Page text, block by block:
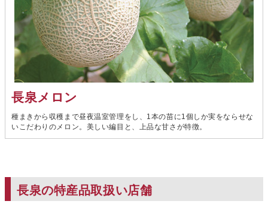
長泉メロン
種まきから収穫まで昼夜温室管理をし、1本の苗に1個しか実をならせな
いこだわりのメロン。美しい編目と、上品な甘さが特徴。
長泉の特産品取扱い店舗